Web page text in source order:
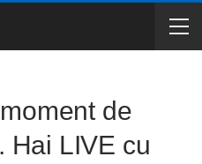
de
Hai LIVE cu